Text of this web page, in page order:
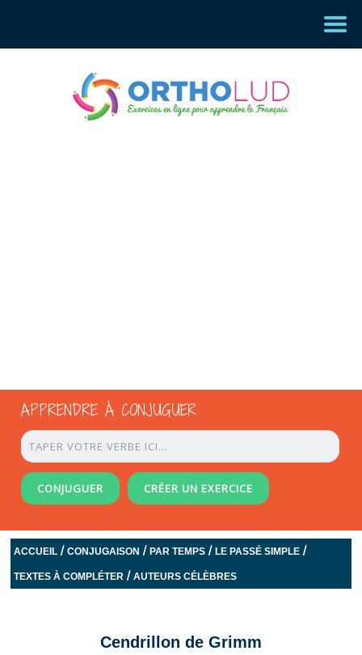
APPRENDRE À CONJUGUER
CONJUGUER CRÉER UN EXERCICE
ACCUEIL /CONJUGAISON /PAR TEMPS /LE PASSÉ SIMPLE /
TEXTES À COMPLÉTER /AUTEURS CÉLÈBRES
Cendrillon de Grimm